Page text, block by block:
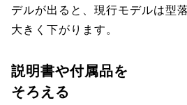
デルが出ると、現行モデルは型
大きく下がります。
説明書や付属品を
そろえる